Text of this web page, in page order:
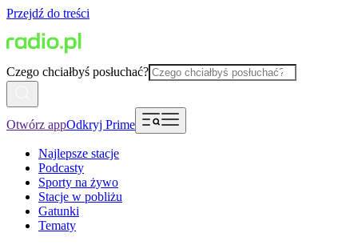
Przejdź do treści
Czego chciałbyś posłuchać?
Otwórz appOdkryj Prime
Najlepsze stacje
Podcasty
Sporty na żywo
Stacje w pobliżu
Gatunki
Tematy